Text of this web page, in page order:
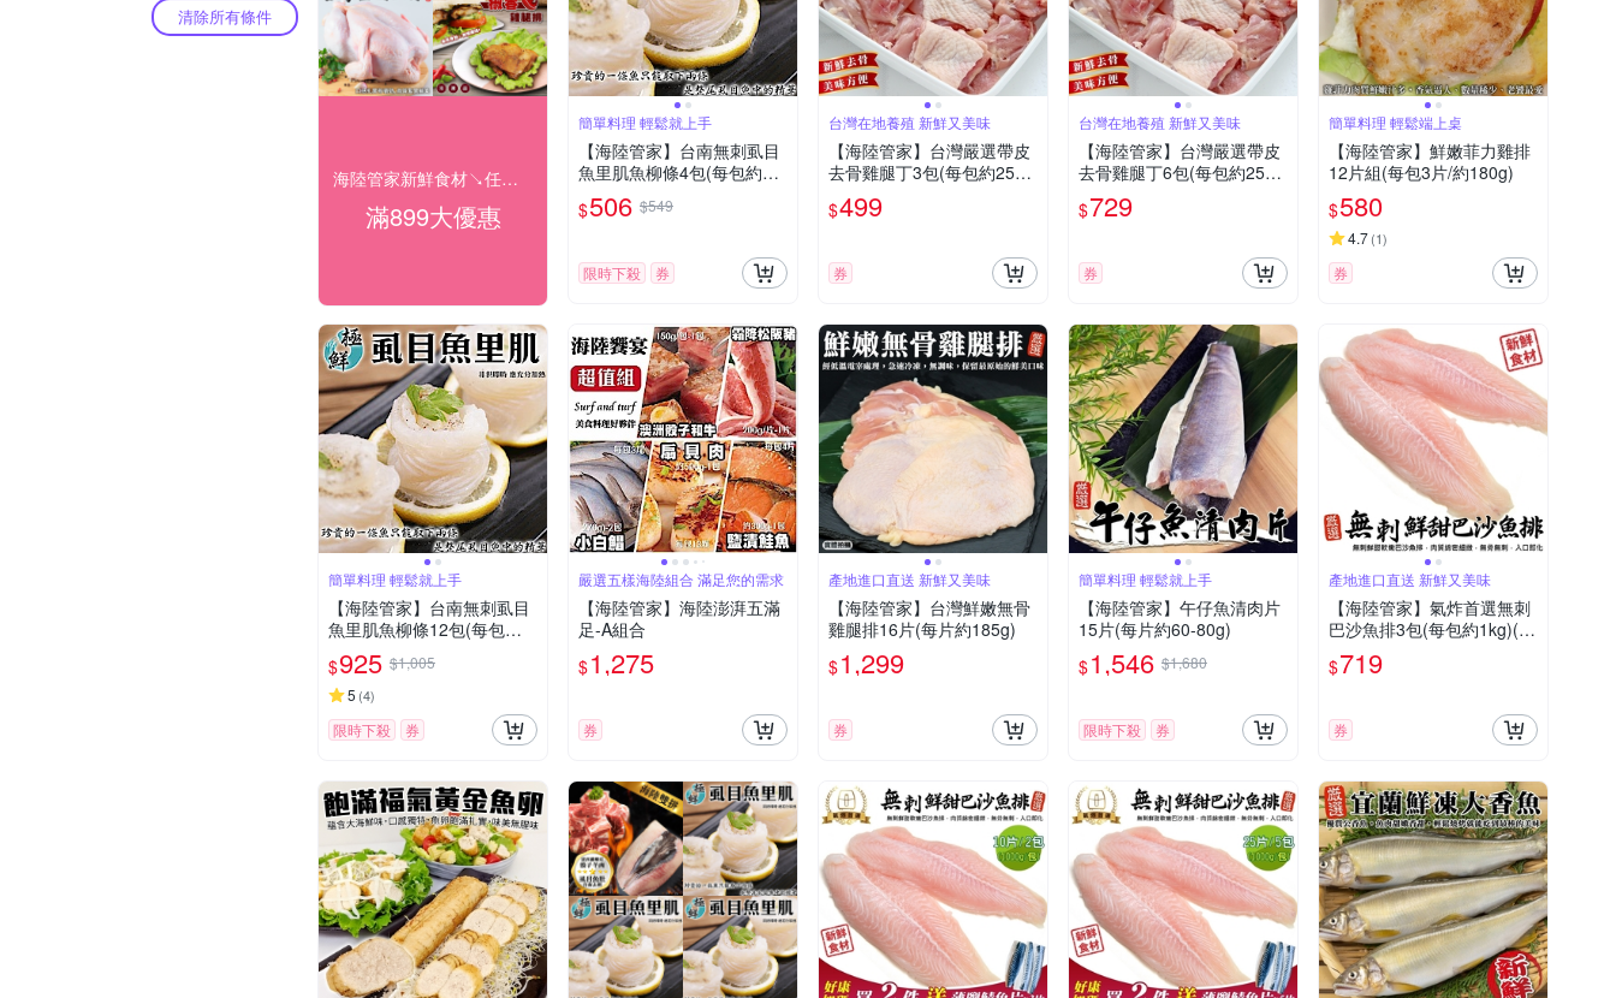
清除所有條件
海陸管家新鮮食材↘任選899免運
滿899大優惠
簡單料理 輕鬆就上手
【海陸管家】台南無刺虱目
魚里肌魚柳條4包(每包約30
0g)
$506 $549
限時下殺 券
台灣在地養殖 新鮮又美味
【海陸管家】台灣嚴選帶皮
去骨雞腿丁3包(每包約250
$499
券
台灣在地養殖 新鮮又美味
【海陸管家】台灣嚴選帶皮
去骨雞腿丁6包(每包約250
g)
$729
券
簡單料理 輕鬆端上桌
【海陸管家】鮮嫩菲力雞排
12片組(每包3片/約180g)
$580
4.7(1)
券
簡單料理 輕鬆就上手
【海陸管家】台南無刺虱目
魚里肌魚柳條12包(每包約3
00g)
$925 $1,005
5 (4)
限時下殺 券
嚴選五樣海陸組合 滿足您的需求
【海陸管家】海陸澎湃五滿
足-A組合
$1,275
券
產地進口直送 新鮮又美味
【海陸管家】台灣鮮嫩無骨
雞腿排16片(每片約185g)
$1,299
券
簡單料理 輕鬆就上手
【海陸管家】午仔魚清肉片
15片(每片約60-80g)
$1,546 $1,680
限時下殺 券
產地進口直送 新鮮又美味
【海陸管家】氣炸首選無刺
巴沙魚排3包(每包約1kg)(滿
2件贈牛排)
$719
券